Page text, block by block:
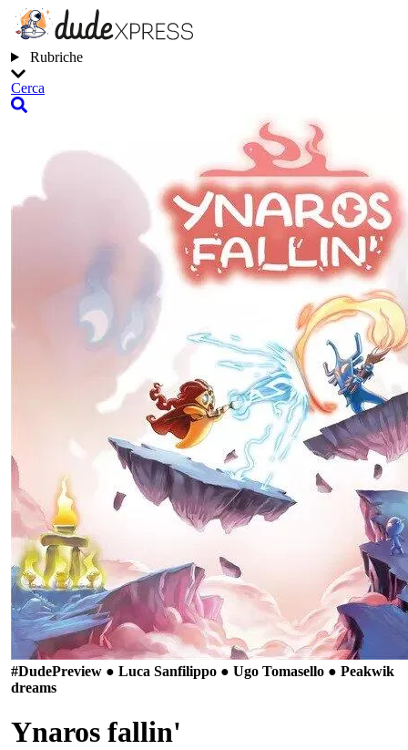
Rubriche
Cerca
#DudePreview ● Luca Sanfilippo ● Ugo Tomasello ● Peakwik
dreams
Ynaros fallin'